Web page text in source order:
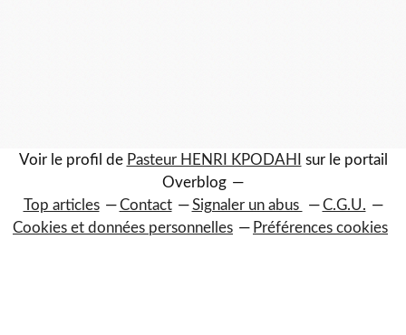
Voir le profil de Pasteur HENRI KPODAHI
sur le portail
Overblog
Top articles
Contact Signaler un abus
C.G.U.
Cookies et données personnelles
Préférences cookies